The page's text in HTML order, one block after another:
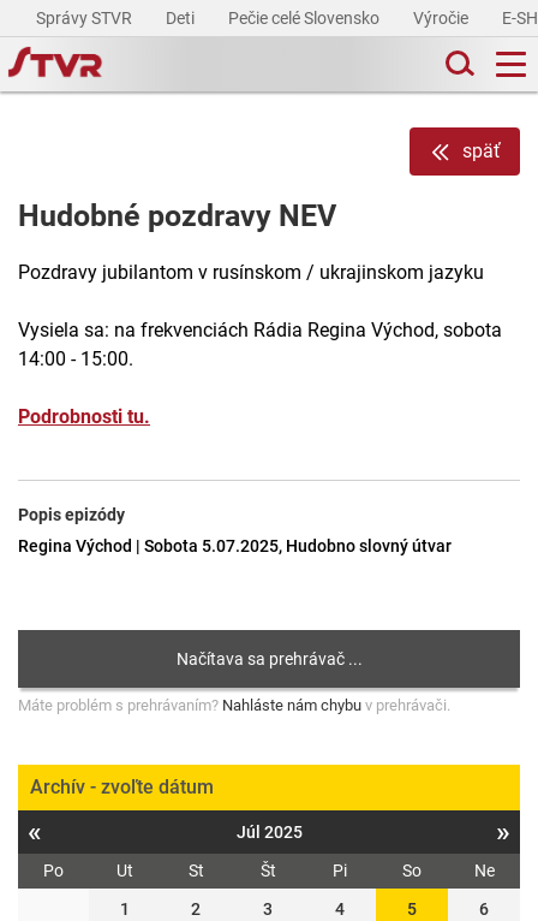
Správy STVR Deti Pečie celé Slovensko Výročie E-
späť
Hudobné pozdravy NEV
Pozdravy jubilantom v rusínskom / ukrajinskom jazyku
Vysiela sa: na frekvenciách Rádia Regina Východ, sobota
14:00 - 15:00.
Podrobnosti tu.
Popis epizódy
Regina Východ | Sobota 5.07.2025, Hudobno slovný útvar
Máte problém s prehrávaním? Nahláste nám chybu v prehrávači.
Archív - zvoľte dátum
« Júl 2025 »
Po Ut St Št Pi So
Ne
1
2 3 4 5 6